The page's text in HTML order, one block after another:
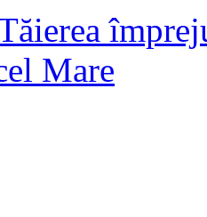
Mare